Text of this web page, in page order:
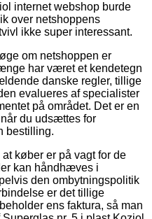
internet webshop burde
over netshoppens
ikke super interessant.
om netshoppen er
har været et kendetegn
danske regler, tillige
evalueres af specialister
på området. Det er en
du udsættes for
bestilling.
køber er på vagt for de
kan håndhæves i
den ombytningspolitik
er det tillige
ens faktura, så man